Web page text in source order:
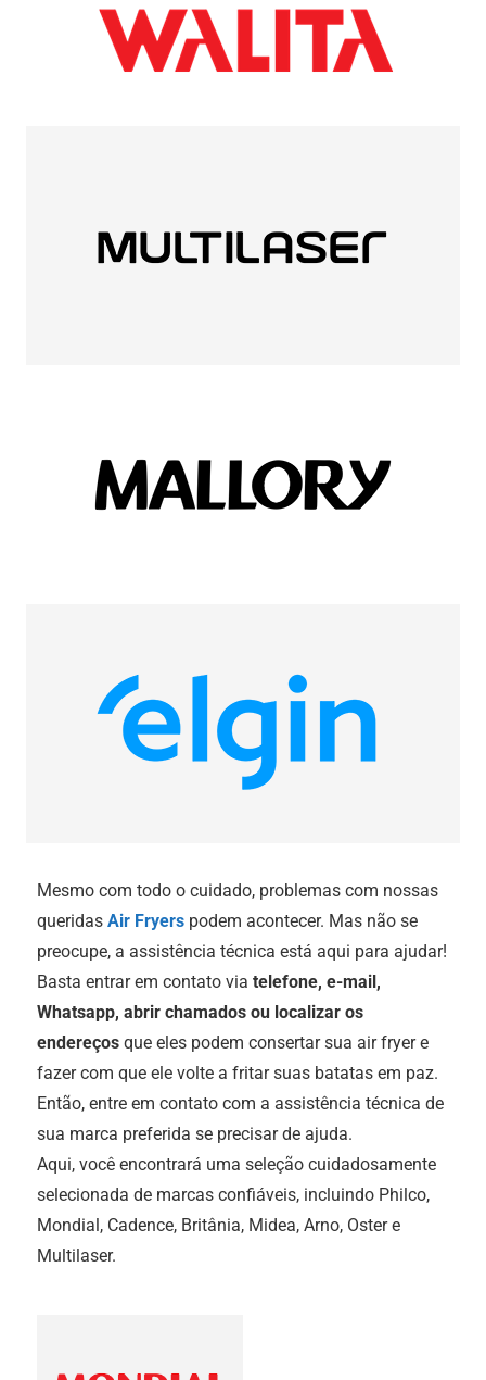
Mesmo com todo o cuidado, problemas com nossas
queridas Air Fryers podem acontecer. Mas não se
preocupe, a assistência técnica está aqui para ajudar!
Basta entrar em contato via telefone, e-mail,
Whatsapp, abrir chamados ou localizar os
endereços que eles podem consertar sua air fryer e
fazer com que ele volte a fritar suas batatas em paz.
Então, entre em contato com a assistência técnica de
sua marca preferida se precisar de ajuda.
Aqui, você encontrará uma seleção cuidadosamente
selecionada de marcas confiáveis, incluindo Philco,
Mondial, Cadence, Britânia, Midea, Arno, Oster e
Multilaser.